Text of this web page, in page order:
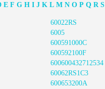
E F G H I J K L M N O P Q R S
60022RS
6005
600591000C
600592100F
600600432712534
60062RS1C3
600653200A